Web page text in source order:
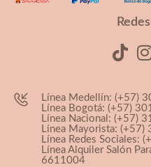
Línea Medellín: (+57)
Línea Bogotá: (+57)
Línea Nacional: (+57)
Línea Mayorista:
Línea Redes Sociales:
Línea Alquiler Salón
6611004